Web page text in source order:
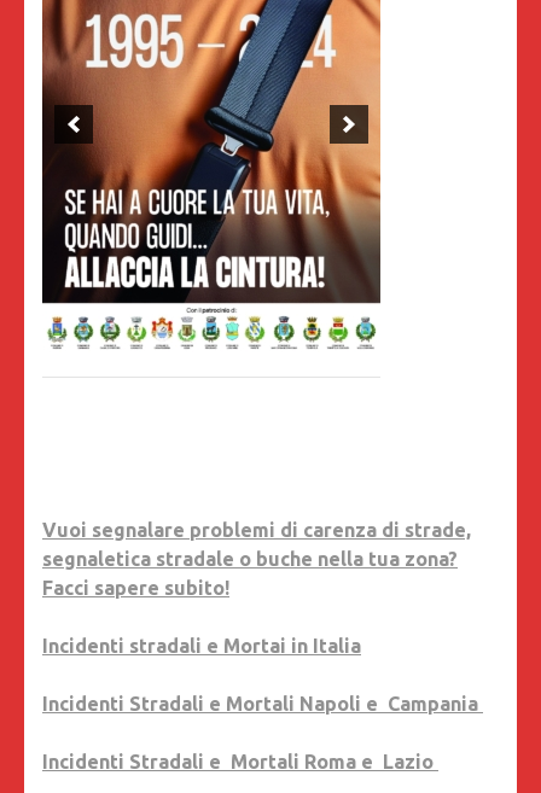
Vuoi segnalare problemi di carenza di strade,
segnaletica stradale o buche nella tua zona?
Facci sapere subito!
Incidenti stradali e Mortai in Italia
Incidenti Stradali e Mortali Napoli e Campania
Incidenti Stradali e Mortali Roma e Lazio